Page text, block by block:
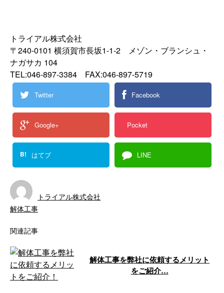
トライアル株式会社
〒240-0101 横須賀市長坂1-1-2 メゾン・ブランシュ・
ナガサカ 104
TEL:046-897-3384 FAX:046-897-5719
Twitter Facebook
Google+ Pocket
B! はてブ LINE
トライアル株式会社
解体工事
関連記事
解体工事を弊社に依頼するメリット
をご紹介…